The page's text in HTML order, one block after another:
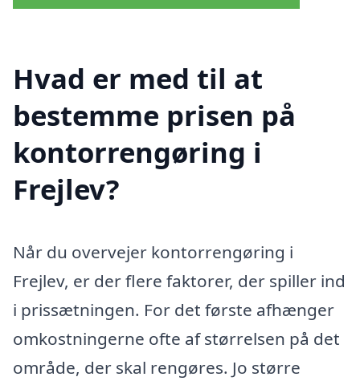
Hvad er med til at
bestemme prisen på
kontorrengøring i
Frejlev?
Når du overvejer kontorrengøring i
Frejlev, er der flere faktorer, der spiller ind
i prissætningen. For det første afhænger
omkostningerne ofte af størrelsen på det
område, der skal rengøres. Jo større